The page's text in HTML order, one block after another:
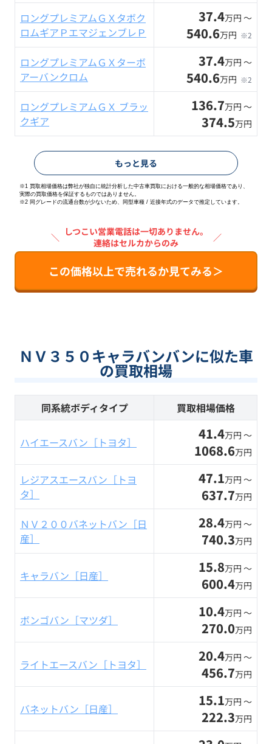
ロングプレミアムＧＸタボク
ロムギアＰエマジェンブレＰ
37.4万円 〜
540.6万円 ※2
ロングプレミアムＧＸターボ
アーバンクロム
37.4万円 〜
540.6万円 ※2
ロングプレミアムＧＸ ブラッ
クギア
136.7万円 〜
374.5万円
もっと見る
※1 買取相場価格は弊社が独自に統計分析した中古車買取における一般的な相場価格であり、
実際の買取価格を保証するものではありません。
※2 同グレードの流通台数が少ないため、同型車種 / 近接年式のデータで推定しています。
＼ しつこい営業電話は一切ありません。
連絡はセルカからのみ
／
この価格以上で売れるか見てみる＞
ＮＶ３５０キャラバンバンに似た車
の買取相場
同系統ボディタイプ 買取相場価格
ハイエースバン［トヨタ］ 41.4万円 〜
1068.6万円
レジアスエースバン［トヨ
タ］
47.1万円 〜
637.7万円
ＮＶ２００バネットバン［日
産］
28.4万円 〜
740.3万円
キャラバン［日産］ 15.8万円 〜
600.4万円
ボンゴバン［マツダ］ 10.4万円 〜
270.0万円
ライトエースバン［トヨタ］ 20.4万円 〜
456.7万円
バネットバン［日産］ 15.1万円 〜
222.3万円